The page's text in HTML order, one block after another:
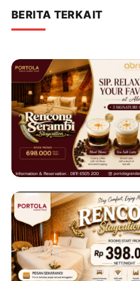
BERITA TERKAIT